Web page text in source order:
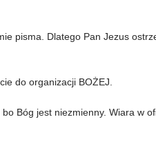
pisma. Dlatego Pan Jezus
do organizacji BOŻEJ.
Bóg jest niezmienny. Wiara w